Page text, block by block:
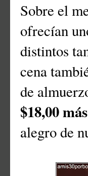
Sobre el
ofrecían
distintos
cena
de
$18,00
alegro de